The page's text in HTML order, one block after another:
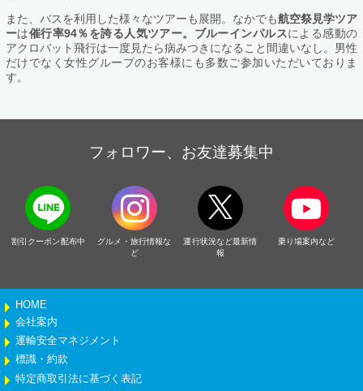
また、バスを利用した様々なツアーも展開。なかでも航空祭見学ツア
ーは催行率94％を誇る人気ツアー。ブルーインパルスによる感動の
アクロバット飛行は一度見たら病みつきになること間違いなし。男性
だけでなく女性グループのお客様にも多数ご参加いただいておりま
す。
フォロワー、お友達募集中
割引クーポン配布中
グルメ・旅行情報な
ど
運行状況など最新情
報
乗り場案内など
HOME
会社案内
運輸安全マネジメント
標識・約款
特定商取引法に基づく表記